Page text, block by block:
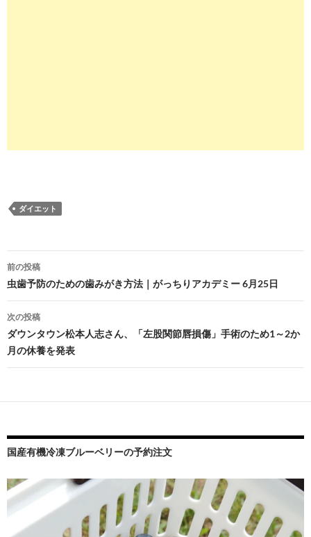
ダイエット
投
稿
ナ
ビ
ゲ
シ
ョ
ン
前の投稿
虫歯予防のための歯みがき方法｜がっちりアカデミー 6月25日
次の投稿
ダウンタウン松本人志さん、「左股関節唇損傷」手術のため1～2か
月の休養を発表
国産有機冷凍ブルーベリーの予約注文